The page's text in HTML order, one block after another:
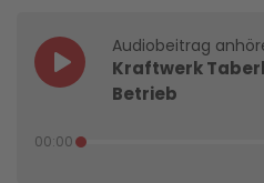
Audiobeitrag
Kraftwerk
Betrieb
00:00